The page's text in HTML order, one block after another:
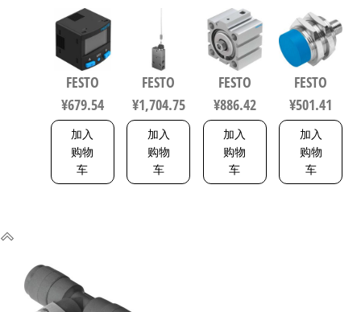
B11R-Q4-
PN-L1+2.5S
传感器/连
接电缆
8114774
FESTO
¥679.54
加入
购物
车
化零部件
规格3 3877
FESTO
¥1,704.75
加入
购物
车
短行程气
缸 行程
10mm 缸径
50mm
VDMA 24562
188252
FESTO
¥886.42
加入
购物
车
S-L 电感式
接近传感
器 符合EN
60947-5-2
150443
FESTO
¥501.41
加入
购物
车